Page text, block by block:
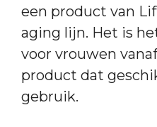
een product van
aging lijn. Het is
voor vrouwen
product dat
gebruik.